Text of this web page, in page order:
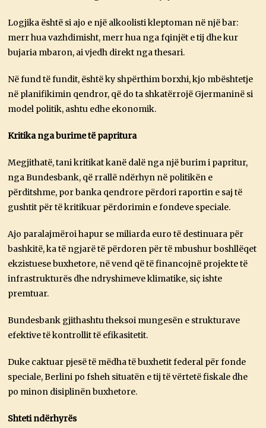
Logjika është si ajo e një alkoolisti kleptoman në një bar:
merr hua vazhdimisht, merr hua nga fqinjët e tij dhe kur
bujaria mbaron, ai vjedh direkt nga thesari.
Në fund të fundit, është ky shpërthim borxhi, kjo mbështetje
në planifikimin qendror, që do ta shkatërrojë Gjermaninë si
model politik, ashtu edhe ekonomik.
Kritika nga burime të papritura
Megjithatë, tani kritikat kanë dalë nga një burim i papritur,
nga Bundesbank, që rrallë ndërhyn në politikën e
përditshme, por banka qendrore përdori raportin e saj të
gushtit për të kritikuar përdorimin e fondeve speciale.
Ajo paralajmëroi hapur se miliarda euro të destinuara për
bashkitë, ka të ngjarë të përdoren për të mbushur boshllëqet
ekzistuese buxhetore, në vend që të financojnë projekte të
infrastrukturës dhe ndryshimeve klimatike, siç ishte
premtuar.
Bundesbank gjithashtu theksoi mungesën e strukturave
efektive të kontrollit të efikasitetit.
Duke caktuar pjesë të mëdha të buxhetit federal për fonde
speciale, Berlini po fsheh situatën e tij të vërtetë fiskale dhe
po minon disiplinën buxhetore.
Shteti ndërhyrës